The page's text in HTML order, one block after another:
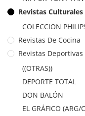
Revistas
COLECCION
Revistas De Cocina
Revistas Deportivas
((OTRAS))
DEPORTE TOTAL
DON BALÓN
EL GRÁFICO (ARG/